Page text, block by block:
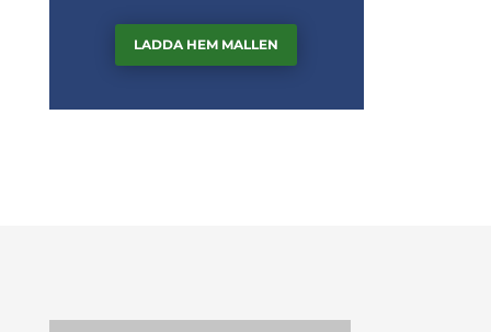
LADDA HEM MALLEN